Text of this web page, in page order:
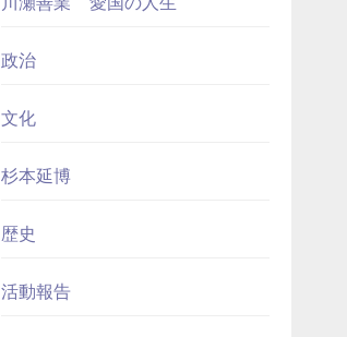
政治
文化
杉本延博
歴史
活動報告